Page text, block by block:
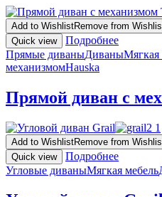
Add to WishlistRemove from
Quick view
Подробнее
Прямые диваныДиваныМягкая
механизмомHauska
Прямой диван с
Add to WishlistRemove from
Quick view
Подробнее
Угловые диваныМягкая мебель